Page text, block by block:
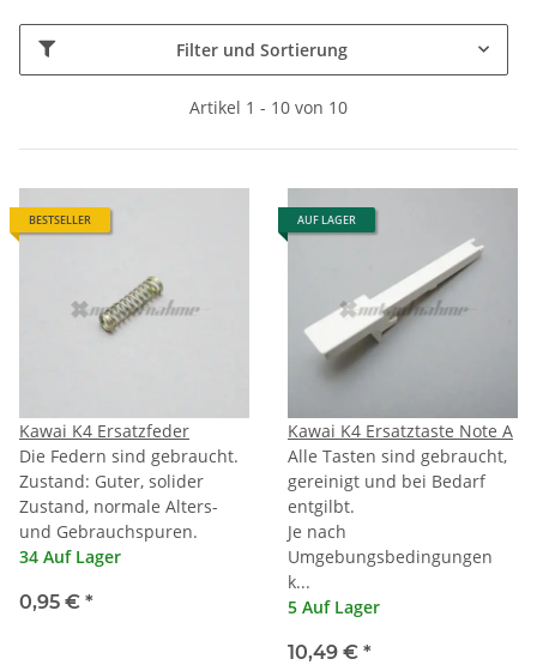
Filter und Sortierung
Artikel 1 - 10 von 10
BESTSELLER
Kawai K4 Ersatzfeder
Die Federn sind gebraucht.
Zustand: Guter, solider
Zustand, normale Alters-
und Gebrauchspuren.
34 Auf Lager
0,95 € *
AUF LAGER
Kawai K4 Ersatztaste Note A
Alle Tasten sind gebraucht,
gereinigt und bei Bedarf
entgilbt.
Je nach
Umgebungsbedingungen
k...
5 Auf Lager
10,49 € *